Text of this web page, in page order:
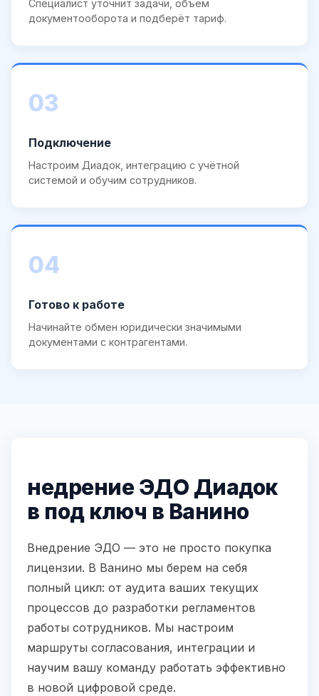
Специалист уточнит задачи, объём
документооборота и подберёт тариф.
03
Подключение
Настроим Диадок, интеграцию с учётной
системой и обучим сотрудников.
04
Готово к работе
Начинайте обмен юридически значимыми
документами с контрагентами.
недрение ЭДО Диадок
в под ключ в Ванино
Внедрение ЭДО — это не просто покупка
лицензии. В Ванино мы берем на себя
полный цикл: от аудита ваших текущих
процессов до разработки регламентов
работы сотрудников. Мы настроим
маршруты согласования, интеграции и
научим вашу команду работать эффективно
в новой цифровой среде.